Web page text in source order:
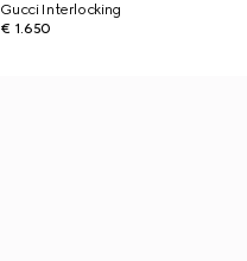
Gucci Interlocking
€ 1.650